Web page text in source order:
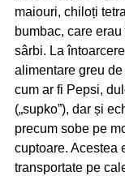
maiouri, chiloți
bumbac, care
sârbi. La
alimentare greu
cum ar fi Pepsi,
(„supko”), dar și
precum sobe pe
cuptoare. Acestea
transportate pe